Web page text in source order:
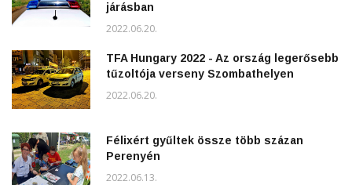
járásban
2022.06.20.
TFA Hungary 2022 - Az ország legerősebb
tűzoltója verseny Szombathelyen
2022.06.20.
Félixért gyűltek össze több százan
Perenyén
2022.06.13.